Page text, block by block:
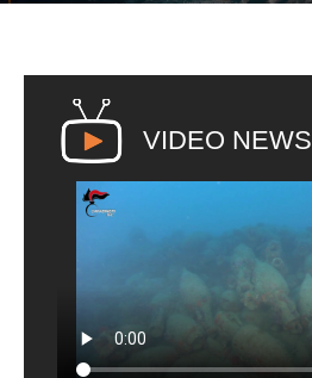
VIDEO NEWS